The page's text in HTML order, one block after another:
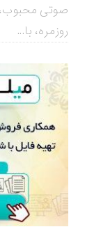
صوتی محبوب،
روزمره، با...